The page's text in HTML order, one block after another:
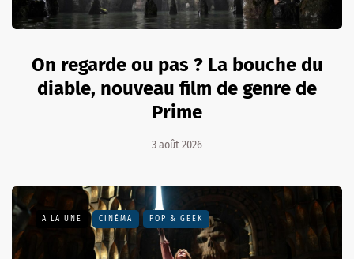
On regarde ou pas ? La bouche du
diable, nouveau film de genre de
Prime
3 août 2026
A LA UNE CINÉMA POP & GEEK